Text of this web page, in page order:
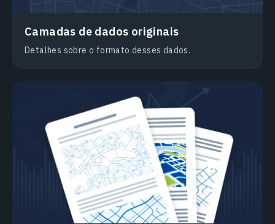
Camadas de dados originais
Detalhes sobre o formato desses dados.